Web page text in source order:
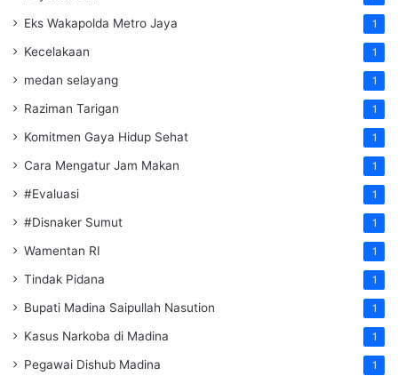
Eks Wakapolda Metro Jaya 1
Kecelakaan 1
medan selayang 1
Raziman Tarigan 1
Komitmen Gaya Hidup Sehat 1
Cara Mengatur Jam Makan 1
#Evaluasi 1
#Disnaker Sumut 1
Wamentan RI 1
Tindak Pidana 1
Bupati Madina Saipullah Nasution 1
Kasus Narkoba di Madina 1
Pegawai Dishub Madina 1